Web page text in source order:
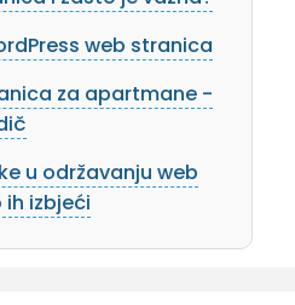
web stranica
za apartmane -
u održavanju web
izbjeći